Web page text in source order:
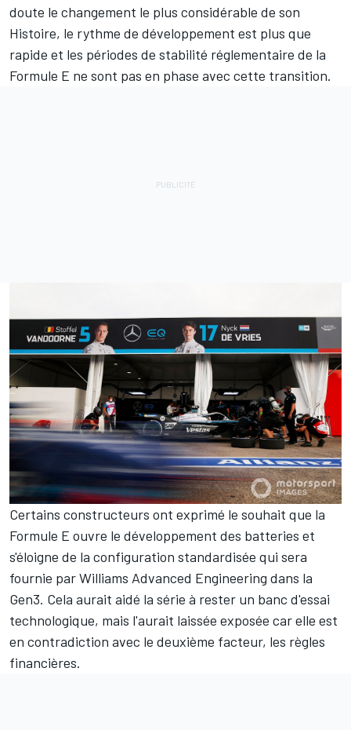
doute le changement le plus considérable de son
Histoire, le rythme de développement est plus que
rapide et les périodes de stabilité réglementaire de la
Formule E ne sont pas en phase avec cette transition.
Certains constructeurs ont exprimé le souhait que la
Formule E ouvre le développement des batteries et
s'éloigne de la configuration standardisée qui sera
fournie par Williams Advanced Engineering dans la
Gen3. Cela aurait aidé la série à rester un banc d'essai
technologique, mais l'aurait laissée exposée car elle est
en contradiction avec le deuxième facteur, les règles
financières.